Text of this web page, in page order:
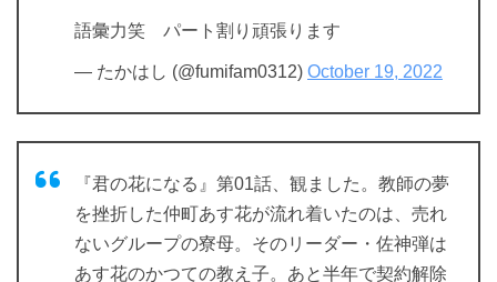
語彙力笑 パート割り頑張ります
— たかはし (@fumifam0312) October 19, 2022
『君の花になる』第01話、観ました。教師の夢
を挫折した仲町あす花が流れ着いたのは、売れ
ないグループの寮母。そのリーダー・佐神弾は
あす花のかつての教え子。あと半年で契約解除